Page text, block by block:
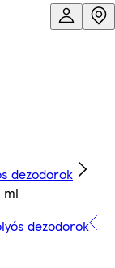
dezodorok
ml
dezodorok